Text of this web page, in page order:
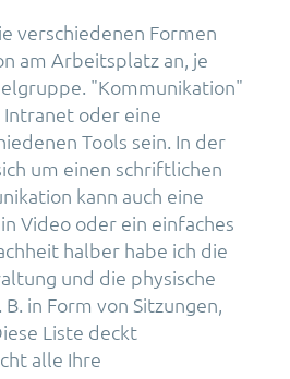
verschiedenen Formen
am Arbeitsplatz an, je
"Kommunikation"
Intranet oder eine
Tools sein. In der
um einen schriftlichen
kann auch eine
Video oder ein einfaches
halber habe ich die
und die physische
in Form von Sitzungen,
Liste deckt
alle Ihre